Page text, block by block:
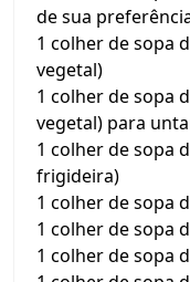
de sua
1 colher de sopa
vegetal)
1 colher de sopa
vegetal) para
1 colher de sopa
frigideira)
1 colher de sopa
1 colher de sopa
1 colher de sopa